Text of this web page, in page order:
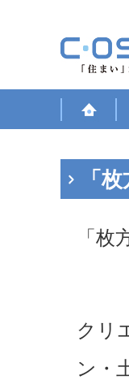
「
「
クリ
ン・